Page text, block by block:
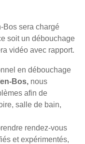
Bos sera chargé
soit un débouchage
vidéo avec rapport.
en débouchage
Bos, nous
afin de
salle de bain,
rendez-vous
et expérimentés,